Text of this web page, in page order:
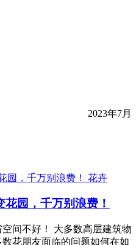
2023年7月
花卉
园，千万别浪费！
间不好！ 大多数高层建筑物
花朋友面临的问题如何在如